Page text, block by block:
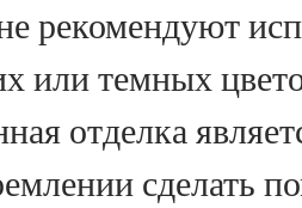
рекомендуют
или темных
отделка
сделать